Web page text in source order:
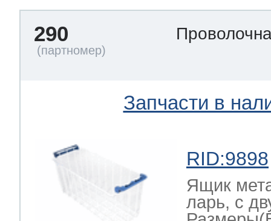
290
Запчасти в
RID:9898
Ящик
ларь, с